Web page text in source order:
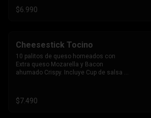
$6.990
Cheesestick Tocino
10 palitos de queso horneados con
Extra queso Mozarella y Bacon
ahumado Crispy. Incluye Cup de salsa
$7.490